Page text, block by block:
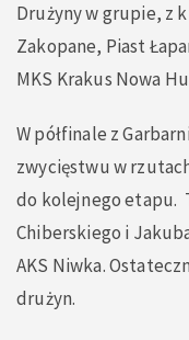
Drużyny w grupie, z
Zakopane, Piast
MKS Krakus Nowa
W półfinale z
zwycięstwu w
do kolejnego etapu.
Chiberskiego i
AKS Niwka.
drużyn.